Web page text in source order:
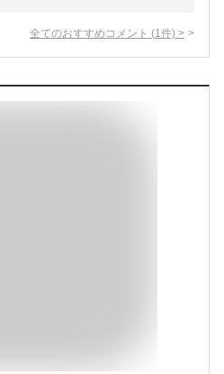
全てのおすすめコメント (1 件) >